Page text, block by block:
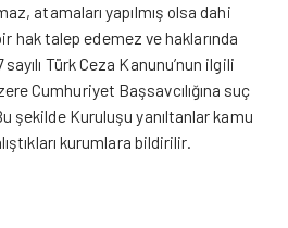
atamaları yapılmış olsa dahi
hak talep edemez ve haklarında
Türk Ceza Kanunu’nun ilgili
Cumhuriyet Başsavcılığına suç
şekilde Kuruluşu yanıltanlar kamu
kurumlara bildirilir.